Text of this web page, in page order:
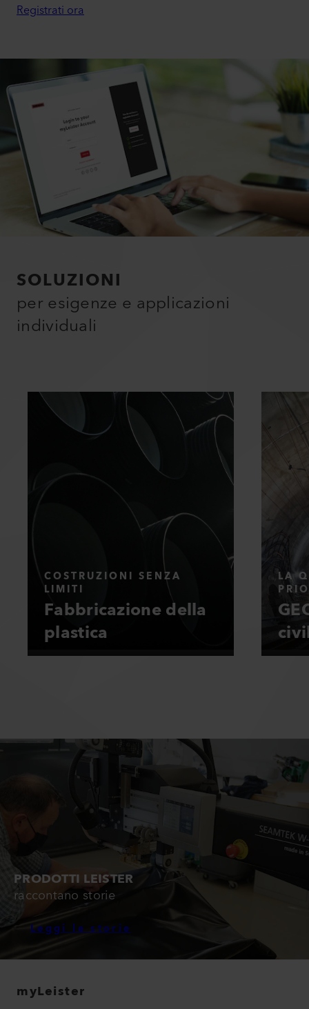
Registrati ora
SOLUZIONI
per esigenze e applicazioni
individuali
COSTRUZIONI SENZA
LIMITI
Fabbricazione della
plastica
LA
PRODOTTI LEISTER
raccontano storie
Leggi le storie
myLeister